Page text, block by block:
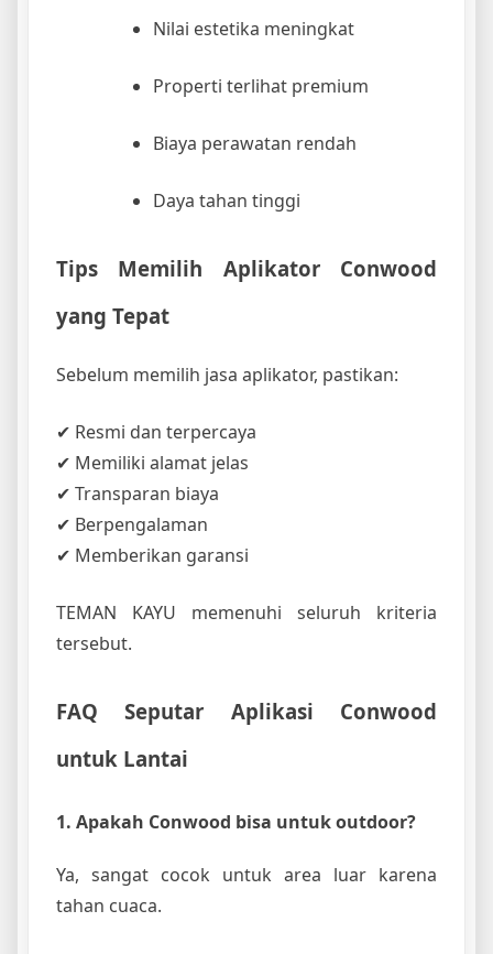
Nilai estetika meningkat
Properti terlihat premium
Biaya perawatan rendah
Daya tahan tinggi
Tips Memilih Aplikator Conwood
yang Tepat
Sebelum memilih jasa aplikator, pastikan:
✔ Resmi dan terpercaya
✔ Memiliki alamat jelas
✔ Transparan biaya
✔ Berpengalaman
✔ Memberikan garansi
TEMAN KAYU memenuhi seluruh kriteria
tersebut.
FAQ Seputar Aplikasi Conwood
untuk Lantai
1. Apakah Conwood bisa untuk outdoor?
Ya, sangat cocok untuk area luar karena
tahan cuaca.